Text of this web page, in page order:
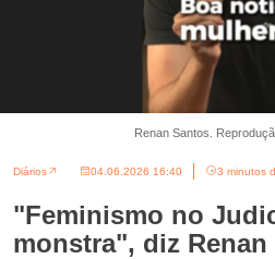
Renan Santos.
Diários 04.06.2026 16:40 3 minutos
"Feminismo no
monstra", diz Renan